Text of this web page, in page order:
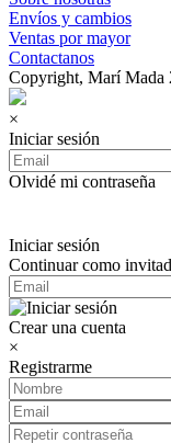
Envíos y cambios
Ventas por mayor
Contactanos
Copyright, Marí Mada
×
Iniciar sesión
Olvidé mi contraseña
Iniciar sesión
Continuar como
Crear una cuenta
×
Registrarme